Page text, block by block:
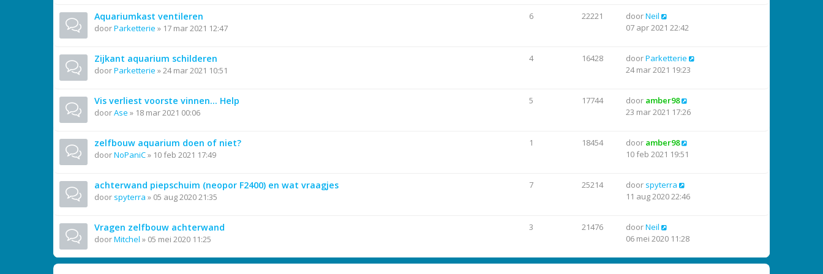
Aquariumkast ventileren
doorParketterie » 17 mar 2021 12:47
6 22221 doorNeil
07 apr 2021 22:42
Zijkant aquarium schilderen
doorParketterie »24 mar 2021 10:51
4 16428 doorParketterie
24 mar 2021 19:23
Vis verliest voorste vinnen... Help
doorAse » 18 mar 2021 00:06
5 17744 door amber98
23 mar 2021 17:26
zelfbouw aquarium doen of niet?
doorNoPaniC» 10 feb 2021 17:49
1 18454 door amber98
10 feb 2021 19:51
achterwand piepschuim (neopor F2400) en wat vraagjes
door spyterra » 05 aug 2020 21:35
7 25214 door spyterra
11 aug 2020 22:46
Vragen zelfbouw achterwand
doorMitchel » 05 mei 2020 11:25
3 21476 doorNeil
06 mei 2020 11:28